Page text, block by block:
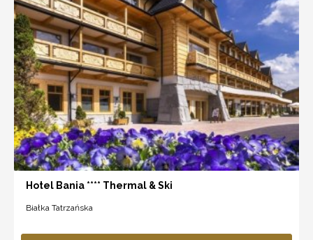
Hotel Bania **** Thermal & Ski
Białka Tatrzańska